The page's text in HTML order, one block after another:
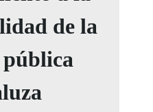
de la